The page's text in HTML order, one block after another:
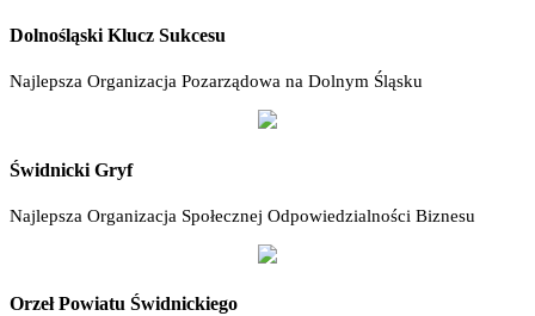
Dolnośląski Klucz Sukcesu
Najlepsza Organizacja Pozarządowa na Dolnym Śląsku
Świdnicki Gryf
Najlepsza Organizacja Społecznej Odpowiedzialności Biznesu
Orzeł Powiatu Świdnickiego